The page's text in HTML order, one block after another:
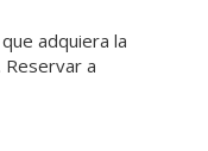
adquiera la
a